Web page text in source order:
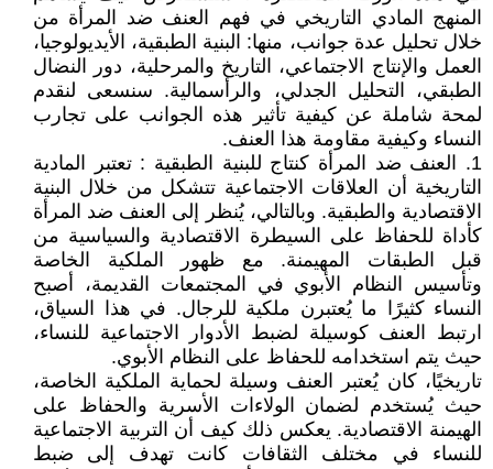
المنهج المادي التاريخي في فهم العنف ضد المرأة من
خلال تحليل عدة جوانب، منها: البنية الطبقية، الأيديولوجيا،
العمل والإنتاج الاجتماعي، التاريخ والمرحلية، دور النضال
الطبقي، التحليل الجدلي، والرأسمالية. سنسعى لنقدم
لمحة شاملة عن كيفية تأثير هذه الجوانب على تجارب
النساء وكيفية مقاومة هذا العنف.
1. العنف ضد المرأة كنتاج للبنية الطبقية : تعتبر المادية
التاريخية أن العلاقات الاجتماعية تتشكل من خلال البنية
الاقتصادية والطبقية. وبالتالي، يُنظر إلى العنف ضد المرأة
كأداة للحفاظ على السيطرة الاقتصادية والسياسية من
قبل الطبقات المهيمنة. مع ظهور الملكية الخاصة
وتأسيس النظام الأبوي في المجتمعات القديمة، أصبح
النساء كثيرًا ما يُعتبرن ملكية للرجال. في هذا السياق،
ارتبط العنف كوسيلة لضبط الأدوار الاجتماعية للنساء،
حيث يتم استخدامه للحفاظ على النظام الأبوي.
تاريخيًا، كان يُعتبر العنف وسيلة لحماية الملكية الخاصة،
حيث يُستخدم لضمان الولاءات الأسرية والحفاظ على
الهيمنة الاقتصادية. يعكس ذلك كيف أن التربية الاجتماعية
للنساء في مختلف الثقافات كانت تهدف إلى ضبط